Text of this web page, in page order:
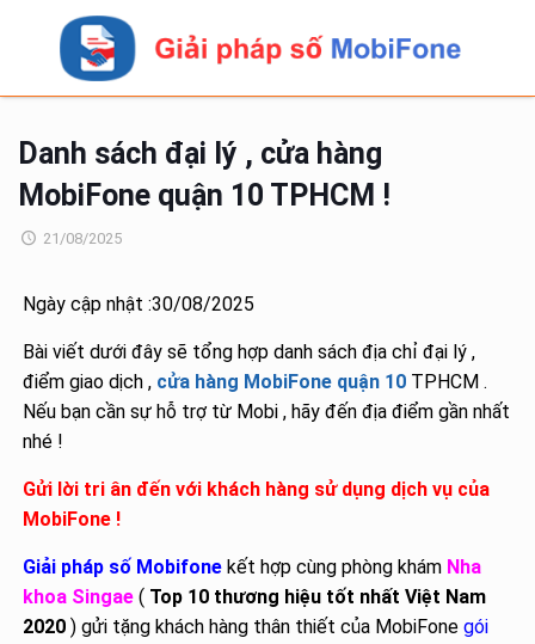
Danh sách đại lý , cửa hàng
MobiFone quận 10 TPHCM !
21/08/2025
Ngày cập nhật :30/08/2025
Bài viết dưới đây sẽ tổng hợp danh sách địa chỉ đại lý ,
điểm giao dịch , cửa hàng MobiFone quận 10 TPHCM .
Nếu bạn cần sự hỗ trợ từ Mobi , hãy đến địa điểm gần nhất
nhé !
Gửi lời tri ân đến với khách hàng sử dụng dịch vụ của
MobiFone !
Giải pháp số Mobifone kết hợp cùng phòng khám Nha
khoa Singae ( Top 10 thương hiệu tốt nhất Việt Nam
2020 ) gửi tặng khách hàng thân thiết của MobiFonegói